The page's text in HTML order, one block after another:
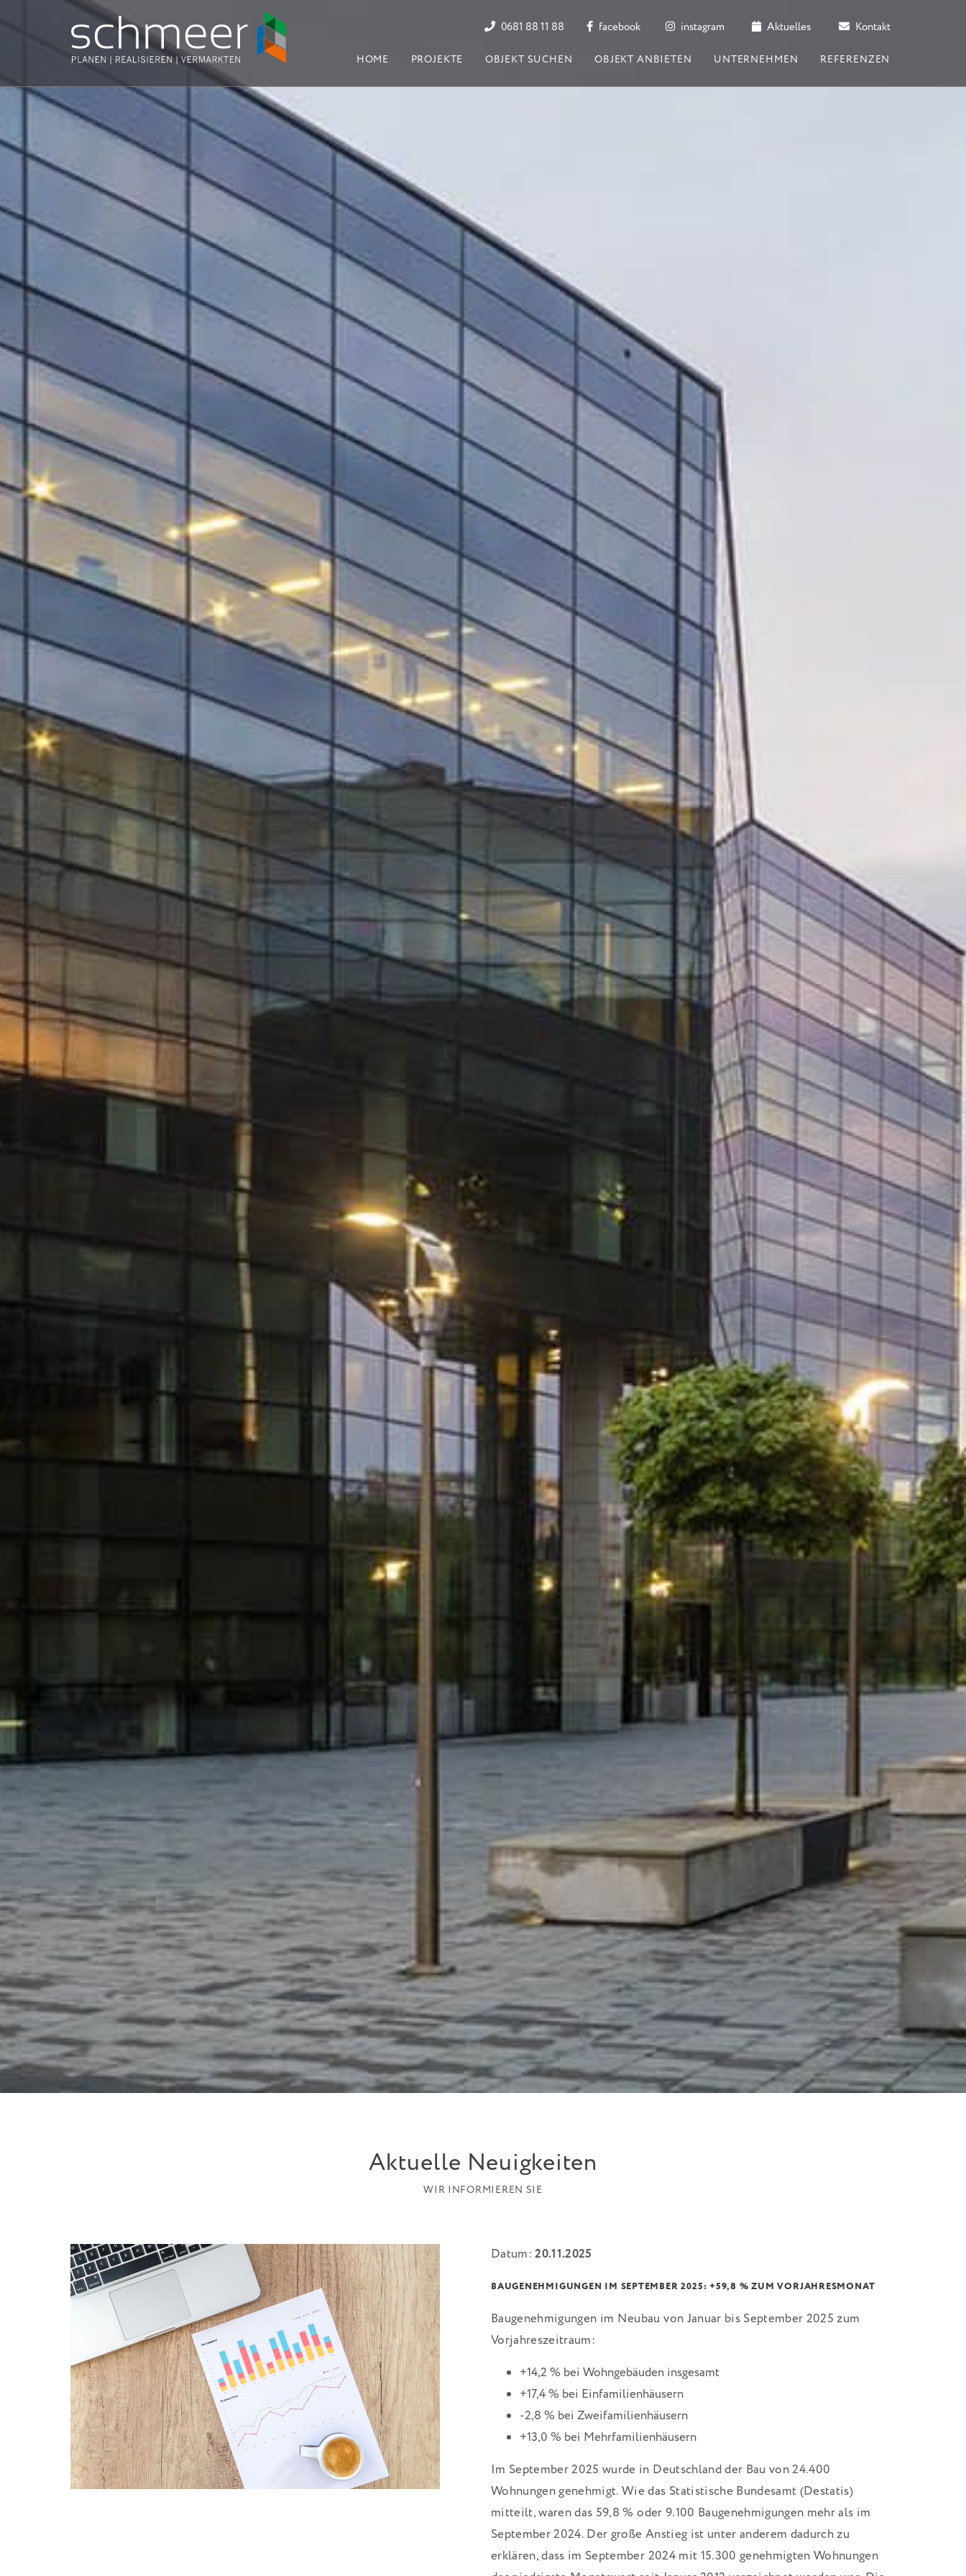
0681 88 11 88 facebook instagram Aktuelles Kontakt
HOME PROJEKTE OBJEKT SUCHEN OBJEKT ANBIETEN UNTERNEHMEN REFERENZEN
Aktuelle Neuigkeiten
WIR INFORMIEREN SIE
Datum:20.11.2025
BAUGENEHMIGUNGEN IM SEPTEMBER 2025: +59,8 % ZUM VORJAHRESMONAT
Baugenehmigungen im Neubau von Januar bis September 2025 zum
Vorjahreszeitraum:
+14,2 % bei Wohngebäuden insgesamt
+17,4 % bei Einfamilienhäusern
-2,8 % bei Zweifamilienhäusern
+13,0 % bei Mehrfamilienhäusern
Im September 2025 wurde in Deutschland der Bau von 24.400
Wohnungen genehmigt. Wie das Statistische Bundesamt (Destatis)
mitteilt, waren das 59,8 % oder 9.100 Baugenehmigungen mehr als im
September 2024. Der große Anstieg ist unter anderem dadurch zu
erklären, dass im September 2024 mit 15.300 genehmigten Wohnungen